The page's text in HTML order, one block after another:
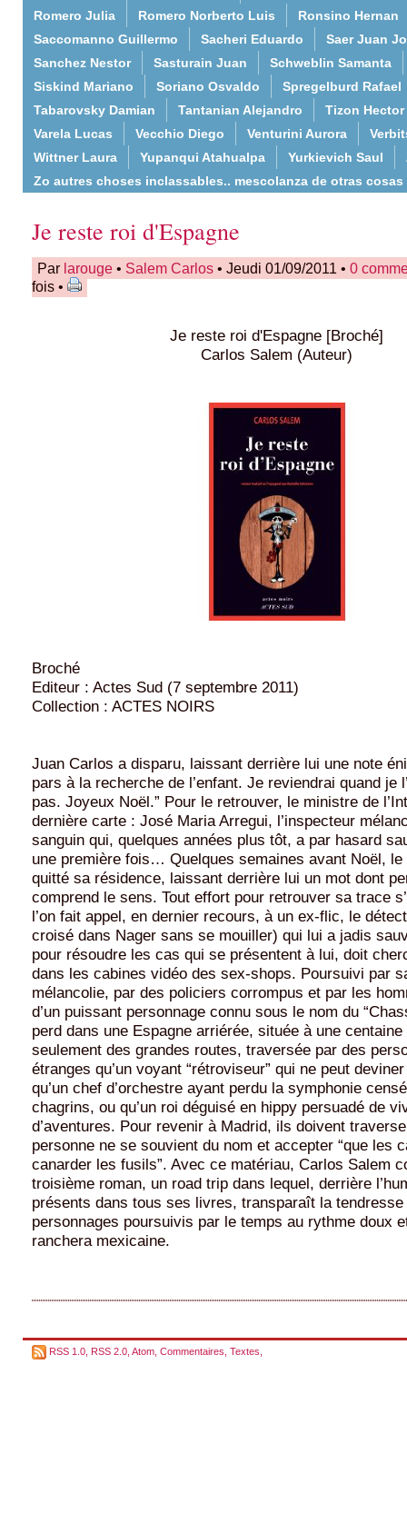
Romero Julia
Romero Norberto Luis
Ronsino Hernan
Saccomanno Guillermo
Sacheri Eduardo
Saer Juan
Sanchez Nestor
Sasturain Juan
Schweblin Samanta
Siskind Mariano
Soriano Osvaldo
Spregelburd Rafael
Tabarovsky Damian
Tantanian Alejandro
Tizon Hector
Varela Lucas
Vecchio Diego Venturini Aurora
Wittner Laura
Yupanqui Atahualpa Yurkievich Saul
Zo autres choses inclassables.. mescolanza de otras cosas
Je reste roi d'Espagne
Par larouge • Salem Carlos • Jeudi 01/09/2011 • 0
fois •
Je reste roi d'Espagne [Broché]
Carlos Salem (Auteur)
Broché
Editeur : Actes Sud (7 septembre 2011)
Collection : ACTES NOIRS
Juan Carlos a disparu, laissant derrière lui une note
pars à la recherche de l’enfant. Je reviendrai quand je
pas. Joyeux Noël.” Pour le retrouver, le ministre de
dernière carte : José Maria Arregui, l’inspecteur
sanguin qui, quelques années plus tôt, a par hasard
une première fois… Quelques semaines avant Noël, le
quitté sa résidence, laissant derrière lui un mot dont
comprend le sens. Tout effort pour retrouver sa trace
l’on fait appel, en dernier recours, à un ex-flic, le
croisé dans Nager sans se mouiller) qui lui a jadis
pour résoudre les cas qui se présentent à lui, doit
dans les cabines vidéo des sex-shops. Poursuivi par
mélancolie, par des policiers corrompus et par les
d’un puissant personnage connu sous le nom du
perd dans une Espagne arriérée, située à une
seulement des grandes routes, traversée par des
étranges qu’un voyant “rétroviseur” qui ne peut
qu’un chef d’orchestre ayant perdu la symphonie
chagrins, ou qu’un roi déguisé en hippy persuadé de
d’aventures. Pour revenir à Madrid, ils doivent
personne ne se souvient du nom et accepter “que les
canarder les fusils”. Avec ce matériau, Carlos Salem
troisième roman, un road trip dans lequel, derrière
présents dans tous ses livres, transparaît la tendresse
personnages poursuivis par le temps au rythme doux
ranchera mexicaine.
RSS 1.0 RSS 2.0 Atom Commentaires Textes